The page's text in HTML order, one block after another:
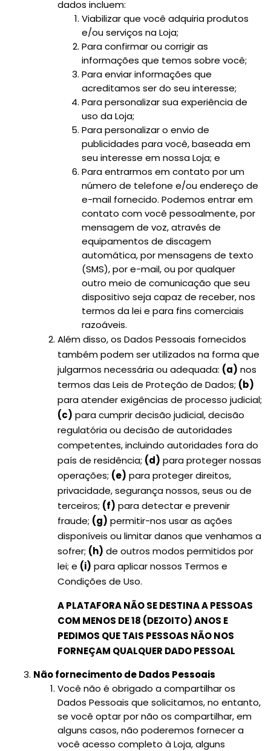
dados incluem:
Viabilizar que você adquiria produtos
e/ou serviços na Loja;
Para confirmar ou corrigir as
informações que temos sobre você;
Para enviar informações que
acreditamos ser do seu interesse;
Para personalizar sua experiência de
uso da Loja;
Para personalizar o envio de
publicidades para você, baseada em
seu interesse em nossa Loja; e
Para entrarmos em contato por um
número de telefone e/ou endereço de
e-mail fornecido. Podemos entrar em
contato com você pessoalmente, por
mensagem de voz, através de
equipamentos de discagem
automática, por mensagens de texto
(SMS), por e-mail, ou por qualquer
outro meio de comunicação que seu
dispositivo seja capaz de receber, nos
termos da lei e para fins comerciais
razoáveis.
Além disso, os Dados Pessoais fornecidos
também podem ser utilizados na forma que
julgarmos necessária ou adequada: (a) nos
termos das Leis de Proteção de Dados; (b)
para atender exigências de processo judicial;
(c) para cumprir decisão judicial, decisão
regulatória ou decisão de autoridades
competentes, incluindo autoridades fora do
país de residência; (d) para proteger nossas
operações; (e) para proteger direitos,
privacidade, segurança nossos, seus ou de
terceiros; (f) para detectar e prevenir
fraude; (g) permitir-nos usar as ações
disponíveis ou limitar danos que venhamos a
sofrer; (h) de outros modos permitidos por
lei; e (i) para aplicar nossos Termos e
Condições de Uso.
A PLATAFORA NÃO SE DESTINA A PESSOAS
COM MENOS DE 18 (DEZOITO) ANOS E
PEDIMOS QUE TAIS PESSOAS NÃO NOS
FORNEÇAM QUALQUER DADO PESSOAL
Não fornecimento de Dados Pessoais
Você não é obrigado a compartilhar os
Dados Pessoais que solicitamos, no entanto,
se você optar por não os compartilhar, em
alguns casos, não poderemos fornecer a
você acesso completo à Loja, alguns